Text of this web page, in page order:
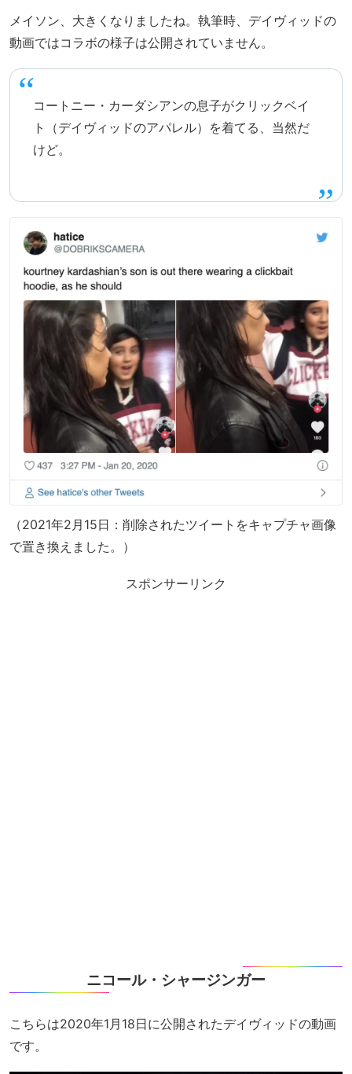
メイソン、大きくなりましたね。執筆時、デイヴィッドの
動画ではコラボの様子は公開されていません。
コートニー・カーダシアンの息子がクリックベイ
ト（デイヴィッドのアパレル）を着てる、当然だ
けど。
（2021年2月15日：削除されたツイートをキャプチャ画像
で置き換えました。）
スポンサーリンク
ニコール・シャージンガー
こちらは2020年1月18日に公開されたデイヴィッドの動画
です。